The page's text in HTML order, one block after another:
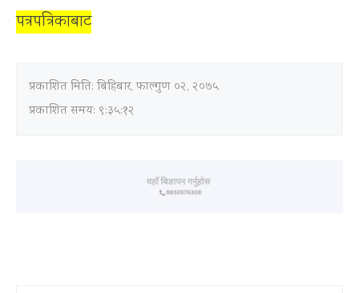
पत्रपत्रिकाबाट
प्रकाशित मिति: बिहिबार, फाल्गुण ०२, २०७५
प्रकाशित समय: ९:३५:१२